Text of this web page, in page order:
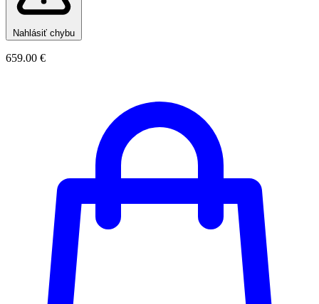
Nahlásiť chybu
659.00 €